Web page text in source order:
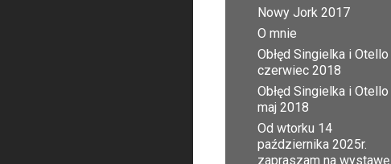
Nowy Jork 2017
O mnie
Obłęd Singielka i Otello
czerwiec 2018
Obłęd Singielka i Otello
maj 2018
Od wtorku 14
października 2025r.
zapraszam na wystawę